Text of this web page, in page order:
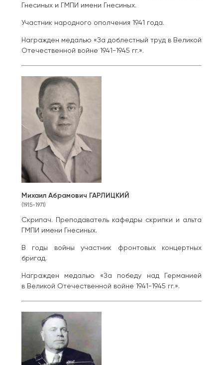
Гнесиных и ГМПИ имени Гнесиных.
Участник народного ополчения 1941 года.
Награжден медалью «За доблестный труд в Великой
Отечественной войне 1941-1945 гг.».
Михаил Абрамович ГАРЛИЦКИЙ
(1915-1971)
Скрипач. Преподаватель кафедры скрипки и альта
ГМПИ имени Гнесиных.
В годы войны участник фронтовых концертных
бригад.
Награжден медалью «За победу над Германией
в Великой Отечественной войне 1941-1945 гг.».